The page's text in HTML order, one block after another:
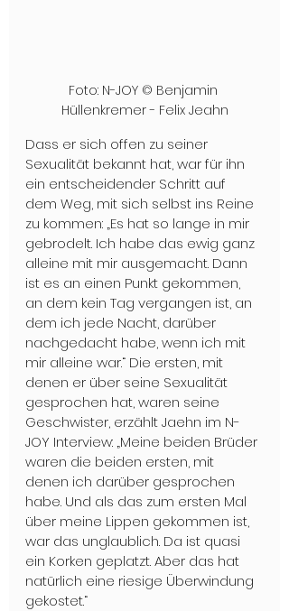
Foto: N-JOY © Benjamin
Hüllenkremer - Felix Jeahn
Dass er sich offen zu seiner
Sexualität bekannt hat, war für ihn
ein entscheidender Schritt auf
dem Weg, mit sich selbst ins Reine
zu kommen: „Es hat so lange in mir
gebrodelt. Ich habe das ewig ganz
alleine mit mir ausgemacht. Dann
ist es an einen Punkt gekommen,
an dem kein Tag vergangen ist, an
dem ich jede Nacht, darüber
nachgedacht habe, wenn ich mit
mir alleine war.“ Die ersten, mit
denen er über seine Sexualität
gesprochen hat, waren seine
Geschwister, erzählt Jaehn im N-
JOY Interview: „Meine beiden Brüder
waren die beiden ersten, mit
denen ich darüber gesprochen
habe. Und als das zum ersten Mal
über meine Lippen gekommen ist,
war das unglaublich. Da ist quasi
ein Korken geplatzt. Aber das hat
natürlich eine riesige Überwindung
gekostet.“